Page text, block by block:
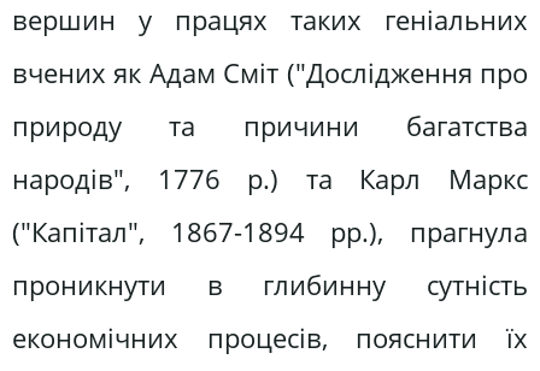
вершин у працях таких геніальних
вчених як Адам Сміт ("Дослідження про
природу та причини багатства
народів", 1776 р.) та Карл Маркс
("Капітал", 1867-1894 рр.), прагнула
проникнути в глибинну сутність
економічних процесів, пояснити їх